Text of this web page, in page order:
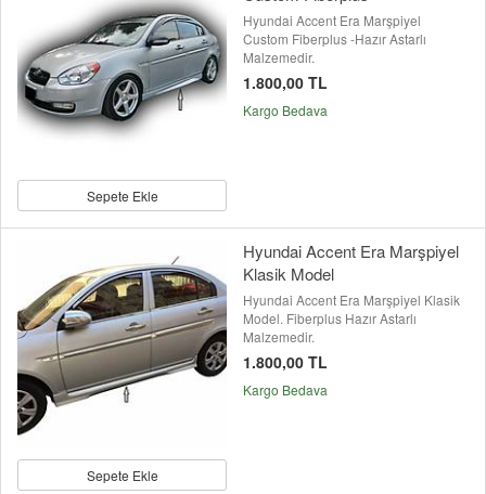
Sepete Ekle
Hyundai Accent Era Marşpiyel
Custom Fiberplus -Hazır Astarlı
Malzemedir.
1.800,00 TL
Kargo Bedava
Sepete Ekle
Hyundai Accent Era Marşpiyel
Klasik Model
Hyundai Accent Era Marşpiyel Klasik
Model. Fiberplus Hazır Astarlı
Malzemedir.
1.800,00 TL
Kargo Bedava